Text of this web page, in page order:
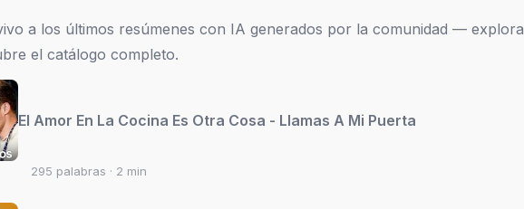
a los últimos resúmenes con IA generados por la comunidad — explora
el catálogo completo.
El Amor En La Cocina Es Otra Cosa - Llamas A Mi Puerta
295 palabras · 2 min